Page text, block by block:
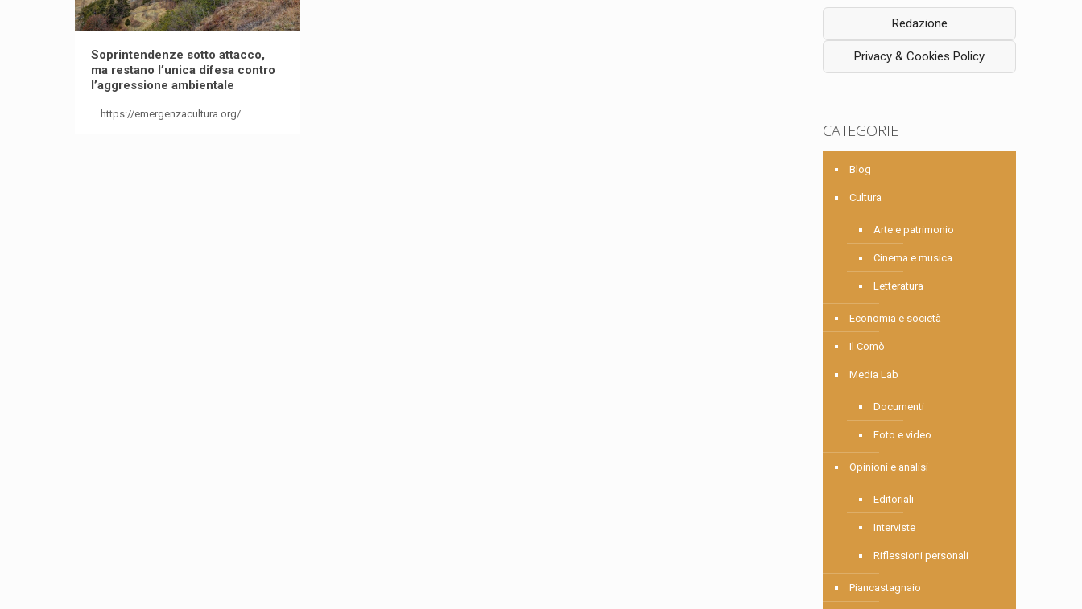
Soprintendenze sotto attacco,
ma restano l’unica difesa contro
l’aggressione ambientale
https://emergenzacultura.org/
Redazione
Privacy & Cookies Policy
CATEGORIE
Blog
Cultura
Arte e patrimonio
Cinema e musica
Letteratura
Economia e società
Il Comò
Media Lab
Documenti
Foto e video
Opinioni e analisi
Editoriali
Interviste
Riflessioni personali
Piancastagnaio